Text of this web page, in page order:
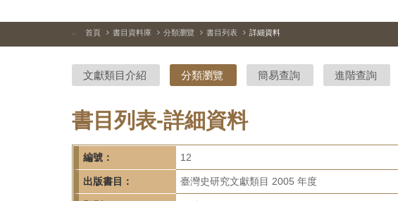
院-
臺
灣
史
研
究
::: 首頁 書目資料庫 分類瀏覽 書目列表 詳細資料
文獻類目介紹 分類瀏覽 簡易查詢 進階查詢
書目列表-詳細資料
編號： 12
出版書目： 臺灣史研究文獻類目 2005 年度